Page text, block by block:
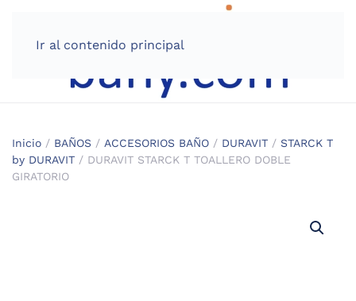
Ir al contenido principal
Inicio / BAÑOS / ACCESORIOS BAÑO / DURAVIT / STARCK T
by DURAVIT / DURAVIT STARCK T TOALLERO DOBLE
GIRATORIO